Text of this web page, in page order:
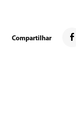
Compartilhar